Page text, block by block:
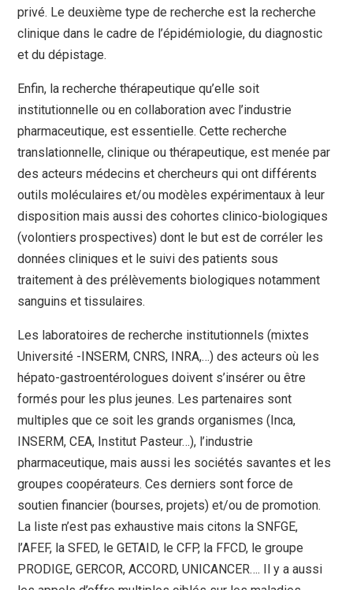
privé. Le deuxième type de recherche est la recherche
clinique dans le cadre de l’épidémiologie, du diagnostic
et du dépistage.
Enfin, la recherche thérapeutique qu’elle soit
institutionnelle ou en collaboration avec l’industrie
pharmaceutique, est essentielle. Cette recherche
translationnelle, clinique ou thérapeutique, est menée par
des acteurs médecins et chercheurs qui ont différents
outils moléculaires et/ou modèles expérimentaux à leur
disposition mais aussi des cohortes clinico-biologiques
(volontiers prospectives) dont le but est de corréler les
données cliniques et le suivi des patients sous
traitement à des prélèvements biologiques notamment
sanguins et tissulaires.
Les laboratoires de recherche institutionnels (mixtes
Université -INSERM, CNRS, INRA,…) des acteurs où les
hépato-gastroentérologues doivent s’insérer ou être
formés pour les plus jeunes. Les partenaires sont
multiples que ce soit les grands organismes (Inca,
INSERM, CEA, Institut Pasteur…), l’industrie
pharmaceutique, mais aussi les sociétés savantes et les
groupes coopérateurs. Ces derniers sont force de
soutien financier (bourses, projets) et/ou de promotion.
La liste n’est pas exhaustive mais citons la SNFGE,
l’AFEF, la SFED, le GETAID, le CFP, la FFCD, le groupe
PRODIGE, GERCOR, ACCORD, UNICANCER…. Il y a aussi